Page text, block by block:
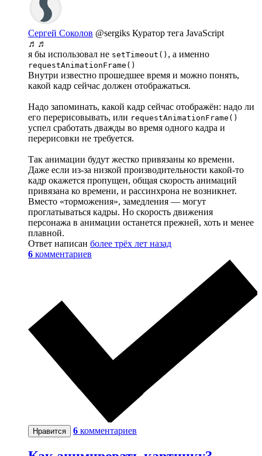
Сергей Соколов @sergiks Куратор тега JavaScript
♬♬
я бы использовал не setTimeout() , a именно
requestAnimationFrame()
Внутри известно прошедшее время и можно понять,
какой кадр сейчас должен отображаться.
Надо запоминать, какой кадр сейчас отображён: надо ли
его перерисовывать, или requestAnimationFrame()
успел сработать дважды во время одного кадра и
перерисовки не требуется.
Так анимации будут жестко привязаны ко времени.
Даже если из-за низкой производительности какой-то
кадр окажется пропущен, общая скорость анимаций
привязана ко времени, и рассинхрона не возникнет.
Вместо «торможения», замедления — могут
проглатываться кадры. Но скорость движения
персонажа в анимации останется прежней, хоть и менее
плавной.
Ответ написан более трёх лет назад
6 комментариев
Нравится 6 комментариев